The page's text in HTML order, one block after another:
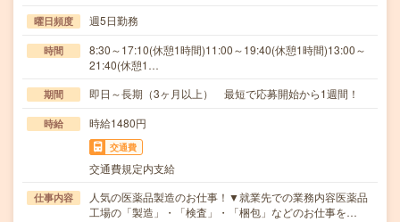
曜日頻度 週5日勤務
時間
8:30～17:10(休憩1時間)11:00～19:40(休憩1時間)13:00～
21:40(休憩1…
期間 即日～長期（3ヶ月以上） 最短で応募開始から1週間！
時給 時給1480円
交通費
交通費規定内支給
仕事内容
人気の医薬品製造のお仕事！▼就業先での業務内容医薬品
工場の「製造」・「検査」・「梱包」などのお仕事を…